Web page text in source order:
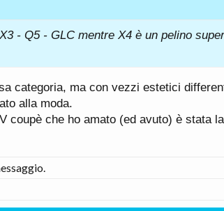
- Q5 - GLC mentre X4 è un pelino
categoria, ma con vezzi estetici
alla moda.
coupè che ho amato (ed avuto) è stata